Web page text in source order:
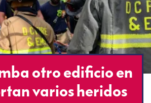
otro edificio en
varios heridos